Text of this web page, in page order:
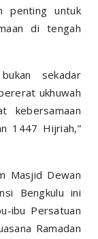
penting untuk
di tengah
sekadar
ukhuwah
kebersamaan
1447 Hijriah,”
Masjid Dewan
Bengkulu ini
ibu Persatuan
Ramadan